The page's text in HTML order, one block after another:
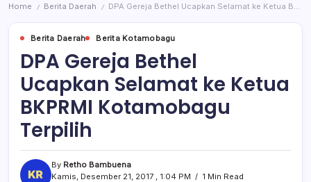
Home / Berita Daerah / DPA Gereja Bethel Ucapkan Selamat ke Ketua BKPRMI Kotamobagu Terpilih
Berita Daerah Berita Kotamobagu
DPA Gereja Bethel
Ucapkan Selamat ke Ketua
BKPRMI Kotamobagu
Terpilih
By Retho Bambuena
Kamis, Desember 21, 2017 , 1:04 PM
1 Min Read